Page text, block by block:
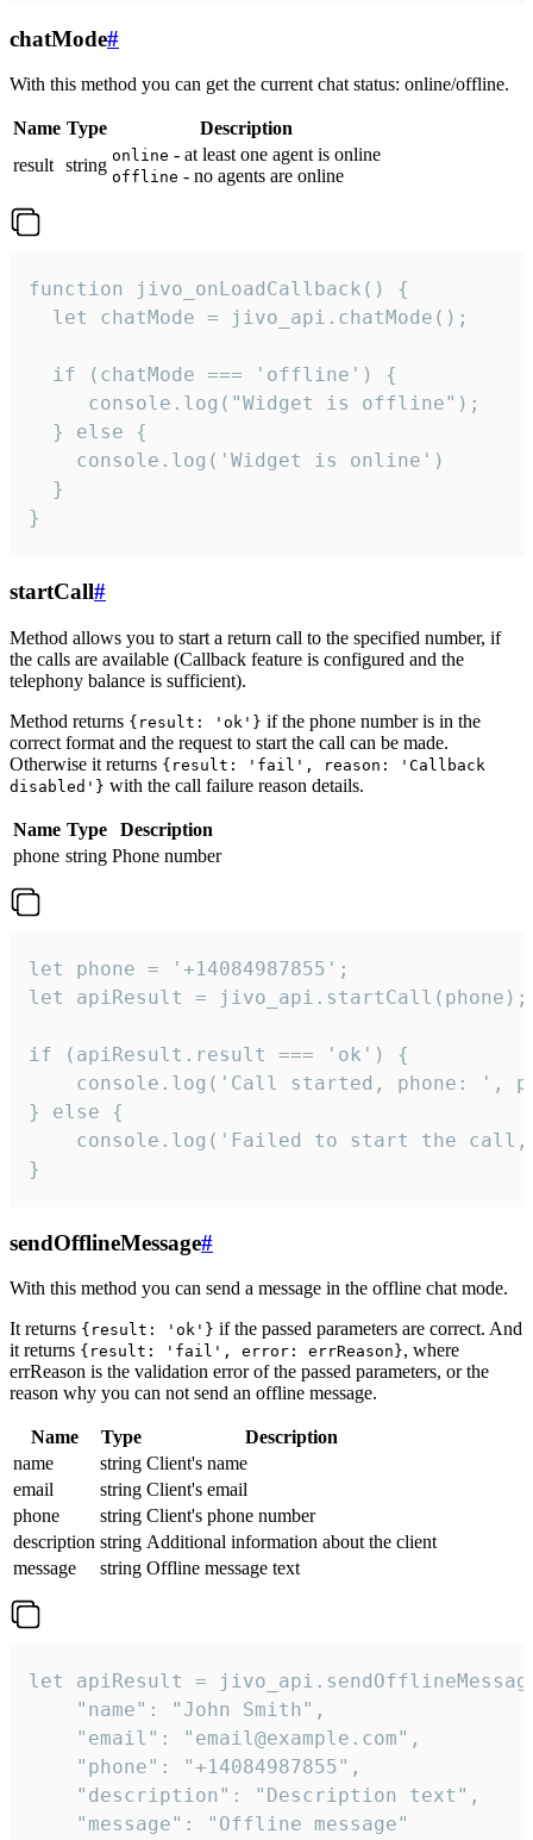
chatMode#
With this method you can get the current chat status: online/offline.
Name Type
Description
result string online - at least one agent is online
offline - no agents are online
function jivo_onLoadCallback() {
  let chatMode = jivo_api.chatMode();
  if (chatMode === 'offline') {
     console.log("Widget is offline");
  } else {
    console.log('Widget is online')
  }
}
startCall#
Method allows you to start a return call to the specified number, if
the calls are available (Callback feature is configured and the
telephony balance is sufficient).
Method returns {result: 'ok'} if the phone number is in the
correct format and the request to start the call can be made.
Otherwise it returns {result: 'fail', reason: 'Callback
disabled'} with the call failure reason details.
Name Type
Description
phone string Phone number
let phone = '+14084987855';
let apiResult = jivo_api.startCall(phone);
if (apiResult.result === 'ok') {
console.log('Call started, phone: ',
} else {
console.log('Failed to start the
}
sendOfflineMessage#
With this method you can send a message in the offline chat mode.
It returns {result: 'ok'} if the passed parameters are correct. And
it returns {result: 'fail', error: errReason}, where
errReason is the validation error of the passed parameters, or the
reason why you can not send an offline message.
Name Type
Description
name
string Client's name
email
string Client's email
phone
string Client's phone number
description string Additional information about the client
message
string Offline message text
let apiResult =
    "name": "John Smith",
    "email": "email@example.com",
    "phone": "+14084987855",
    "description": "Description text",
    "message": "Offline message"